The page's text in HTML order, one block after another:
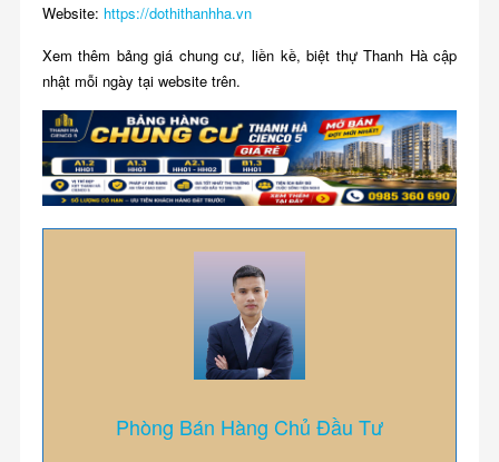
Website: https://dothithanhha.vn
Xem thêm bảng giá chung cư, liền kề, biệt thự Thanh Hà cập
nhật mỗi ngày tại website trên.
Phòng Bán Hàng Chủ Đầu Tư